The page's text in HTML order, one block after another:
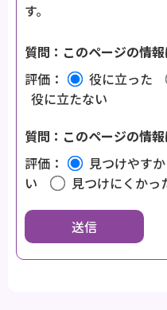
す。
質問：このページの情
評価：
役に立った
役に立たない
質問：このページの情
評価：
見つけやす
い
見つけにくかっ